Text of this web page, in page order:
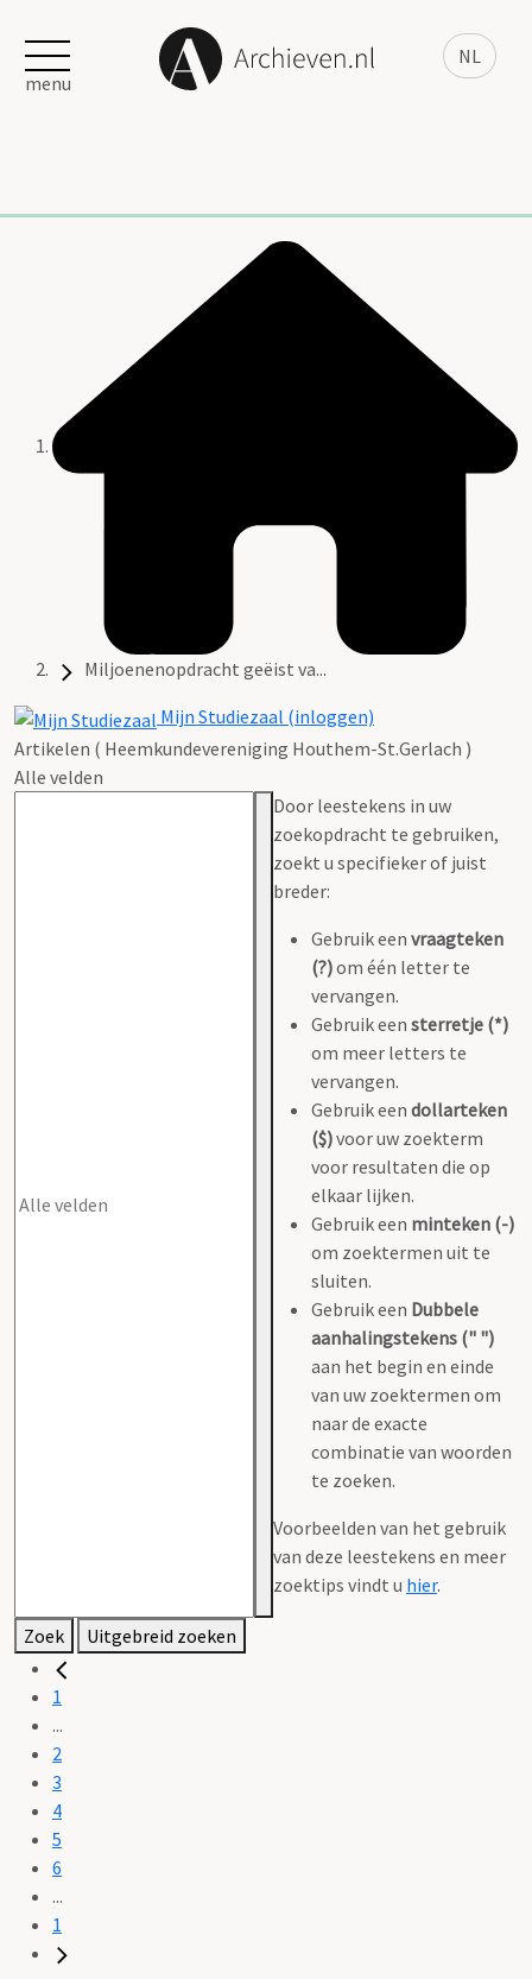
NL
menu
Miljoenenopdracht geëist va...
Mijn Studiezaal (inloggen)
Artikelen ( Heemkundevereniging Houthem-St.Gerlach )
Alle velden
Door leestekens in uw
zoekopdracht te gebruiken,
zoekt u specifieker of juist
breder:
Gebruik een vraagteken
(?)om één letter te
vervangen.
Gebruik een sterretje (*)
om meer letters te
vervangen.
Gebruik een dollarteken
($)voor uw zoekterm
voor resultaten die op
elkaar lijken.
Gebruik een minteken (-)
om zoektermen uit te
sluiten.
Gebruik een Dubbele
aanhalingstekens (" ")
aan het begin en einde
van uw zoektermen om
naar de exacte
combinatie van woorden
te zoeken.
Voorbeelden van het gebruik
van deze leestekens en meer
zoektips vindt u hier.
Zoek Uitgebreid zoeken
1
...
2
3
4
5
6
...
1